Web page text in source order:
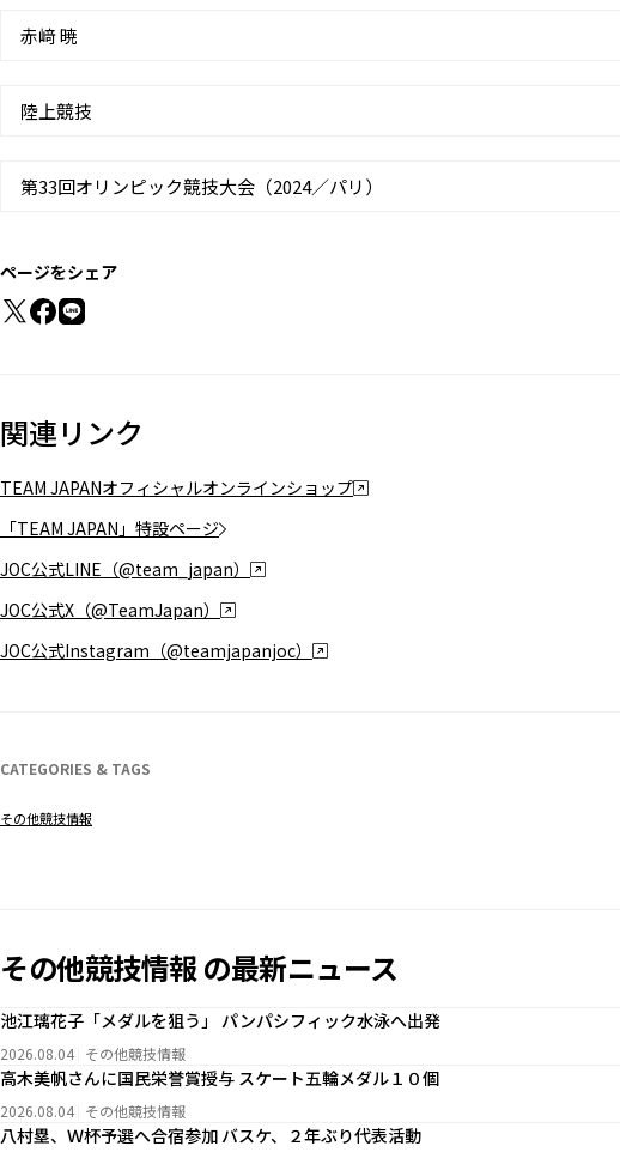
赤﨑 暁
陸上競技
第33回オリンピック競技大会（2024／パリ）
ページをシェア
関連リンク
TEAM JAPANオフィシャルオンラインショップ
「TEAM JAPAN」特設ページ
JOC公式LINE（@team_japan）
JOC公式X（@TeamJapan）
JOC公式Instagram（@teamjapanjoc）
CATEGORIES & TAGS
その他競技情報
その他競技情報 の最新ニュース
池江璃花子「メダルを狙う」 パンパシフィック水泳へ出発
2026.08.04 その他競技情報
高木美帆さんに国民栄誉賞授与 スケート五輪メダル１０個
2026.08.04 その他競技情報
八村塁、Ｗ杯予選へ合宿参加 バスケ、２年ぶり代表活動